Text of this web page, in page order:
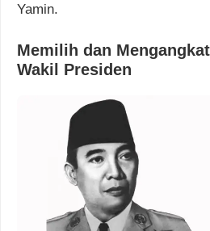
Yamin.
Memilih dan
Wakil Presiden